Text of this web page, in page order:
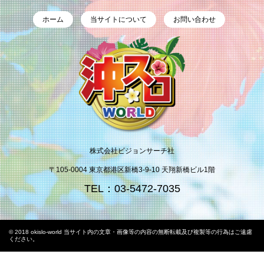
ホーム 当サイトについて お問い合わせ
株式会社ビジョンサーチ社
〒105-0004 東京都港区新橋3-9-10 天翔新橋ビル1階
TEL：03-5472-7035
© 2018 okislo-world 当サイト内の文章・画像等の内容の無断転載及び複製等の行為はご遠慮
ください。